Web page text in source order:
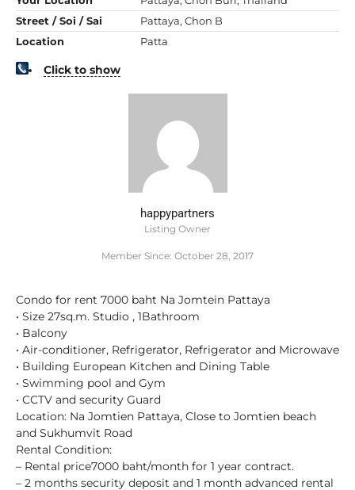
Street / Soi / Sai
Pattaya, Chon B
Location
Patta
Click to show
happypartners
Listing Owner
Member Since: October 28, 2017
Condo for rent 7000 baht Na Jomtein Pattaya
• Size 27sq.m. Studio , 1Bathroom
• Balcony
• Air-conditioner, Refrigerator, Refrigerator and Microwave
• Building European Kitchen and Dining Table
• Swimming pool and Gym
• CCTV and security Guard
Location: Na Jomtien Pattaya, Close to Jomtien beach
and Sukhumvit Road
Rental Condition:
– Rental price7000 baht/month for 1 year contract.
– 2 months security deposit and 1 month advanced rental